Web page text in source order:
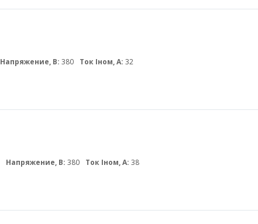
Напряжение, В: 380 Ток Iном, А: 32
Напряжение, В: 380 Ток Iном, А: 38